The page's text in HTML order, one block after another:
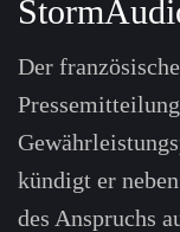
Der
kündigt er
des Anspruchs